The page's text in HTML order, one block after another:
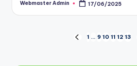
Posted
Webmaster Admin 17/06/2025
PREVIOUS
1 … 9 10 11 12 13